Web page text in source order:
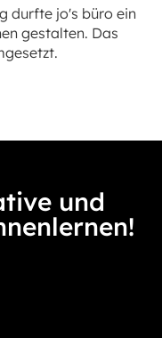
durfte jo's büro ein
gestalten. Das
und